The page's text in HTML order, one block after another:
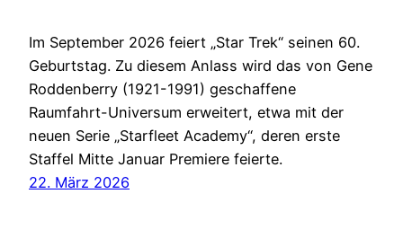
Im September 2026 feiert „Star Trek“ seinen 60.
Geburtstag. Zu diesem Anlass wird das von Gene
Roddenberry (1921-1991) geschaffene
Raumfahrt-Universum erweitert, etwa mit der
neuen Serie „Starfleet Academy“, deren erste
Staffel Mitte Januar Premiere feierte.
22. März 2026